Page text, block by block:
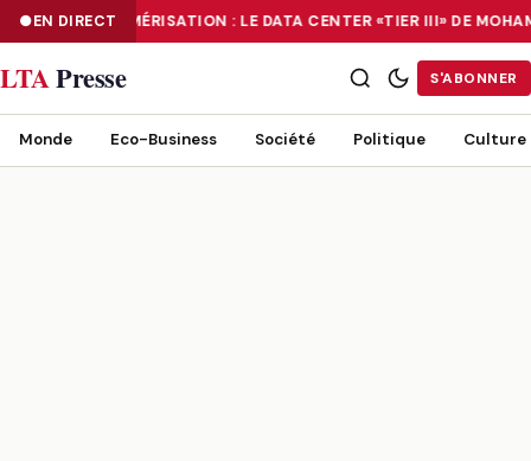
EN DIRECTNUMÉRISATION : LE DATA CENTER «TIER III» DE
NUMÉRISATION : LE DATA CENTER «TIER III» DE MOHAMMADIA, UN
LTAPresse S'ABONNER
Monde Eco-Business Société Politique Culture